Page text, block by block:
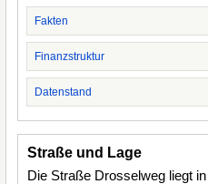
Fakten
Finanzstruktur
Datenstand
Straße und Lage
Die Straße Drosselweg liegt in